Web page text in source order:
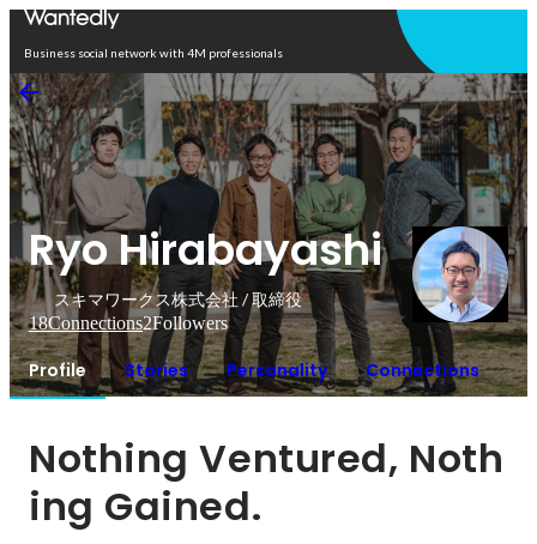
Business social network with 4M professionals
Ryo Hirabayashi
スキマワークス株式会社 / 取締役
18Connections2Followers
Profile Stories Personality Connections
Nothing Ventured, Noth
ing Gained.